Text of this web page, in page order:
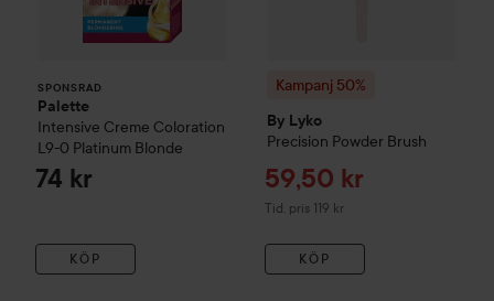
SPONSRAD
Palette
Intensive Creme Coloration
L9-0 Platinum Blonde
74 kr
KÖP
Kampanj 50%
By Lyko
Precision Powder Brush
Reapris
59,50 kr
Tid. pris 119 kr
Tidigare pris 119 kr
KÖP